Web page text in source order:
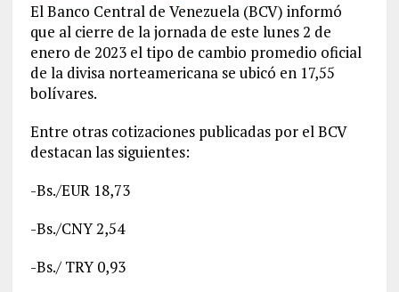
El Banco Central de Venezuela (BCV) informó
que al cierre de la jornada de este lunes 2 de
enero de 2023 el tipo de cambio promedio oficial
de la divisa norteamericana se ubicó en 17,55
bolívares.
Entre otras cotizaciones publicadas por el BCV
destacan las siguientes:
-Bs./EUR 18,73
-Bs./CNY 2,54
-Bs./ TRY 0,93